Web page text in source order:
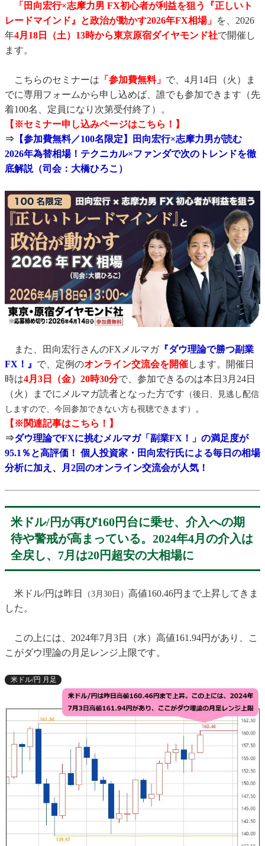
「田向宏行×志摩力男 FX初心者が利益を狙う『正しいト
レードマインド』と政治が動かす2026年FX相場」 を、2026
年4月18日（土）13時から東京原宿ダイヤモンド社で開催し
ます。
こちらのセミナーは 「参加費無料」 で、4月14日（火）ま
でに専用フォームから申し込めば、誰でも参加できます（先
着100名、定員になり次第受付終了）。
【※セミナー申し込みページはこちら！】
⇒ 【参加費無料／100名限定】田向宏行×志摩力男が読む
2026年為替相場！テクニカル×ファンダで次のトレンドを徹
底解説（司会：大橋ひろこ）
また、田向宏行さんのFXメルマガ『ダウ理論で勝つ副業
FX！』 で、定例のオンライン交流会を開催します。開催日
時は4月3日（金）20時30分で、参加できるのは本日3月24日
（火）までにメルマガ読者となった方です （後日、見逃し配信
しますので、今回参加できない方も視聴できます）
。
【※関連記事はこちら！】
⇒ダウ理論でFXに挑むメルマガ「副業FX！」の満足度が
95.1％と高評価！ 個人投資家・田向宏行氏による毎日の相場
分析に加え、月2回のオンライン交流会が人気！
米ドル/円が再び160円台に乗せ、介入への期
待や警戒が高まっている。2024年4月の介入は
全戻し、7月は20円超安の大相場に
米ドル/円は昨日 （3月30日） 高値160.46円まで上昇してきま
した。
この上には、2024年7月3日（水）高値161.94円があり、こ
こがダウ理論の月足レンジ上限です。
米ドル/円 月足